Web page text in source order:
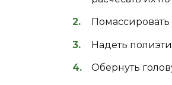
Надеть
Обернуть